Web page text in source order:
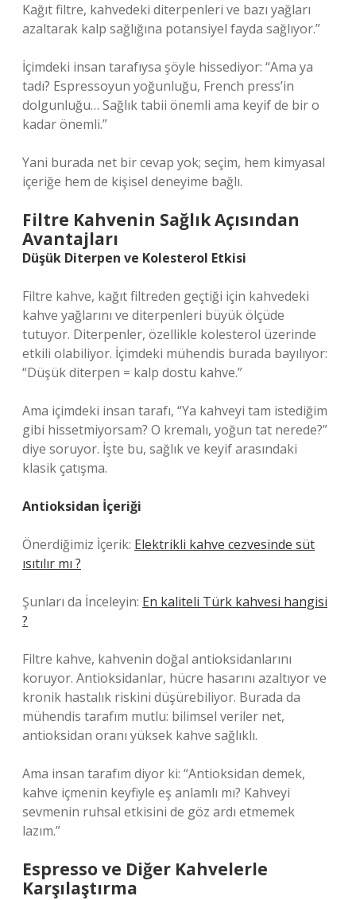
Kağıt filtre, kahvedeki diterpenleri ve bazı yağları
azaltarak kalp sağlığına potansiyel fayda sağlıyor.”
İçimdeki insan tarafıysa şöyle hissediyor: “Ama ya
tadı? Espressoyun yoğunluğu, French press’in
dolgunluğu… Sağlık tabii önemli ama keyif de bir o
kadar önemli.”
Yani burada net bir cevap yok; seçim, hem kimyasal
içeriğe hem de kişisel deneyime bağlı.
Filtre Kahvenin Sağlık Açısından
Avantajları
Düşük Diterpen ve Kolesterol Etkisi
Filtre kahve, kağıt filtreden geçtiği için kahvedeki
kahve yağlarını ve diterpenleri büyük ölçüde
tutuyor. Diterpenler, özellikle kolesterol üzerinde
etkili olabiliyor. İçimdeki mühendis burada bayılıyor:
“Düşük diterpen = kalp dostu kahve.”
Ama içimdeki insan tarafı, “Ya kahveyi tam istediğim
gibi hissetmiyorsam? O kremalı, yoğun tat nerede?”
diye soruyor. İşte bu, sağlık ve keyif arasındaki
klasik çatışma.
Antioksidan İçeriği
Önerdiğimiz İçerik: Elektrikli kahve cezvesinde süt
ısıtılır mı ?
Şunları da İnceleyin: En kaliteli Türk kahvesi hangisi
?
Filtre kahve, kahvenin doğal antioksidanlarını
koruyor. Antioksidanlar, hücre hasarını azaltıyor ve
kronik hastalık riskini düşürebiliyor. Burada da
mühendis tarafım mutlu: bilimsel veriler net,
antioksidan oranı yüksek kahve sağlıklı.
Ama insan tarafım diyor ki: “Antioksidan demek,
kahve içmenin keyfiyle eş anlamlı mı? Kahveyi
sevmenin ruhsal etkisini de göz ardı etmemek
lazım.”
Espresso ve Diğer Kahvelerle
Karşılaştırma